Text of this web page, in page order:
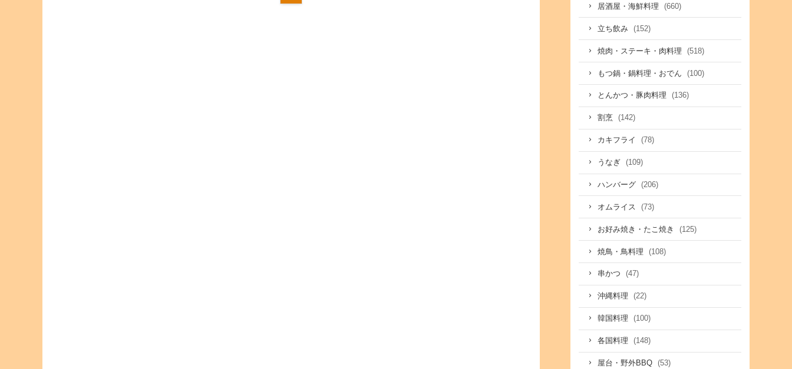
居酒屋・海鮮料理 (660)
立ち飲み (152)
焼肉・ステーキ・肉料理 (518)
もつ鍋・鍋料理・おでん (100)
とんかつ・豚肉料理 (136)
割烹 (142)
カキフライ (78)
うなぎ (109)
ハンバーグ (206)
オムライス (73)
お好み焼き・たこ焼き (125)
焼鳥・鳥料理 (108)
串かつ (47)
沖縄料理 (22)
韓国料理 (100)
各国料理 (148)
屋台・野外BBQ (53)